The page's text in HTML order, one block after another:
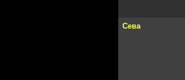
Сева